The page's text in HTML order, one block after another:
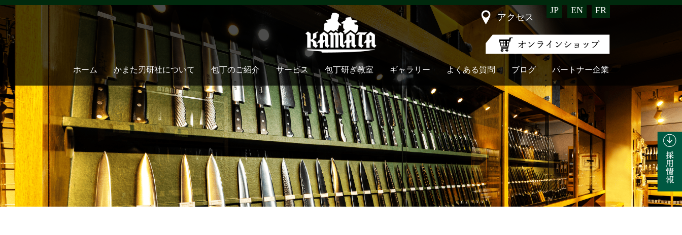
EN FR
JP
ホーム かまた刃研社について 包丁のご紹介 サービス 包丁研ぎ教室 ギャラリー よくある質問 ブログ パートナー企業
アクセス